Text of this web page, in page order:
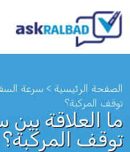
الصفحة الرئيسية > سرعة
توقف المركبة؟
ما العلاقة
توقف المركبة؟